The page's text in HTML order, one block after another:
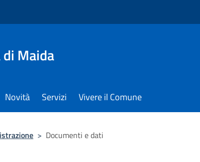
Maida
Novità Servizi Vivere il Comune
> Documenti e dati